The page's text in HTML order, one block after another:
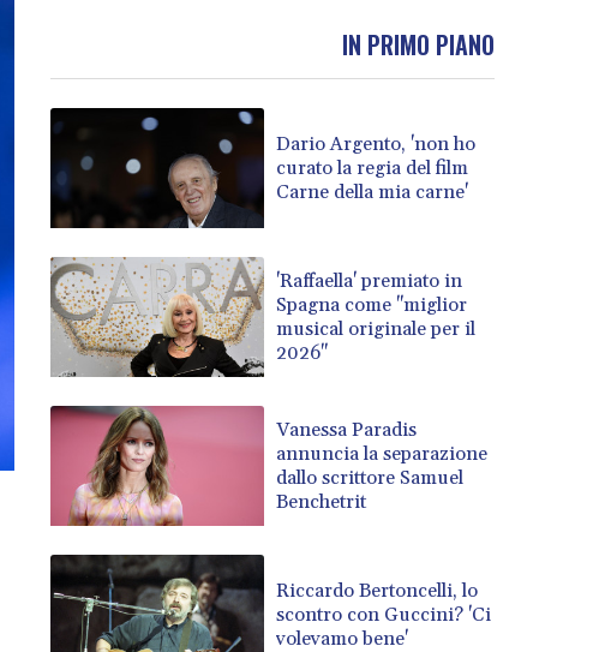
IN PRIMO PIANO
Dario Argento, 'non ho
curato la regia del film
Carne della mia carne'
'Raffaella' premiato in
Spagna come "miglior
musical originale per il
2026"
Vanessa Paradis
annuncia la separazione
dallo scrittore Samuel
Benchetrit
Riccardo Bertoncelli, lo
scontro con Guccini? 'Ci
volevamo bene'